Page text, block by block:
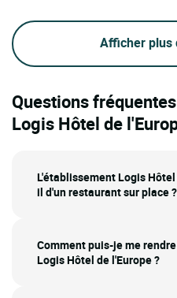
Afficher plus
Questions
Logis Hôtel de
L'établissement Logis
il d'un restaurant sur place ?
Comment puis-je me
Logis Hôtel de l'Europe ?